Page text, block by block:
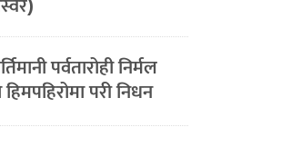
पर्वतारोही निर्मल
हिमपहिरोमा परी निधन